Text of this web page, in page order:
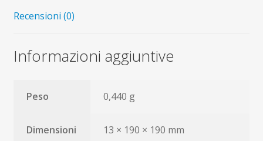
Recensioni (0)
Informazioni aggiuntive
Peso 0,440 g
Dimensioni 13 × 190 × 190 mm